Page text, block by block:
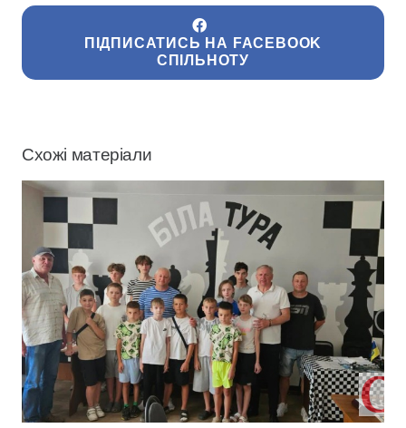
ПІДПИСАТИСЬ НА FACEBOOK
СПІЛЬНОТУ
Схожі матеріали